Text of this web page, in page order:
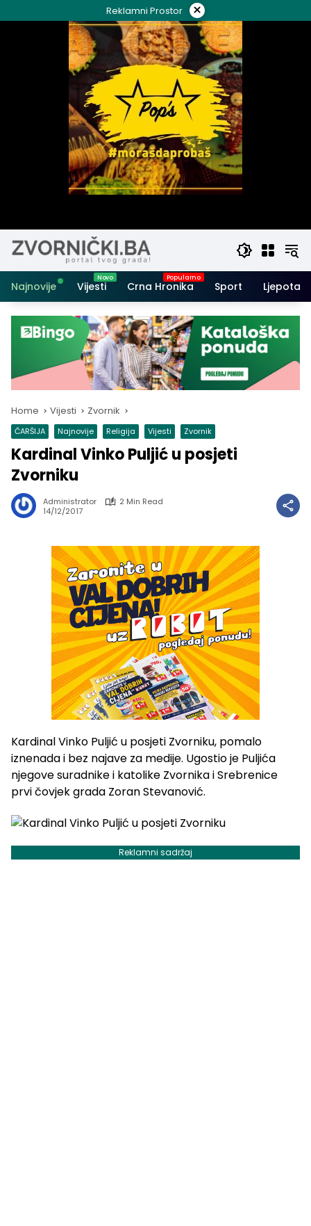
to
Reklamni Prostor ×
Najnovije Vijesti Crna Hronika Sport Ljepota i
Home Vijesti Zvornik
ČARŠIJA Najnovije Religija Vijesti Zvornik
Kardinal Vinko Puljić u posjeti
Zvorniku
Administrator
2 Min Read
14/12/2017
Kardinal Vinko Puljić u posjeti Zvorniku, pomalo
iznenada i bez najave za medije. Ugostio je Puljića
njegove suradnike i katolike Zvornika i Srebrenice
prvi čovjek grada Zoran Stevanović.
Reklamni sadržaj